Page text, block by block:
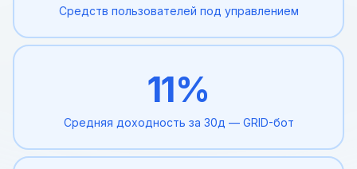
Средств пользователей под управлением
11%
Средняя доходность за 30д — GRID-бот